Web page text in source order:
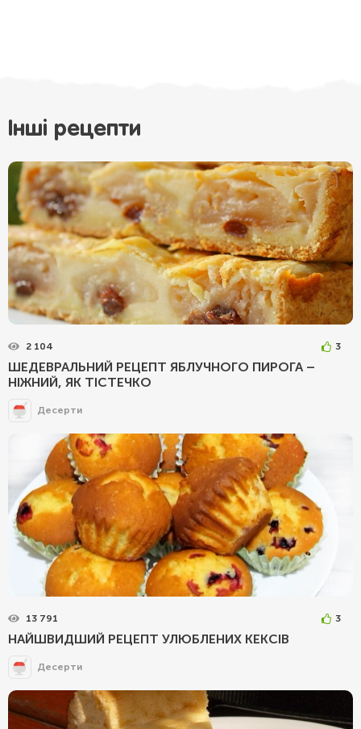
Інші рецепти
2 104 3
ШЕДЕВРАЛЬНИЙ РЕЦЕПТ ЯБЛУЧНОГО ПИРОГА –
НІЖНИЙ, ЯК ТІСТЕЧКО
Десерти
13 791 3
НАЙШВИДШИЙ РЕЦЕПТ УЛЮБЛЕНИХ КЕКСІВ
Десерти